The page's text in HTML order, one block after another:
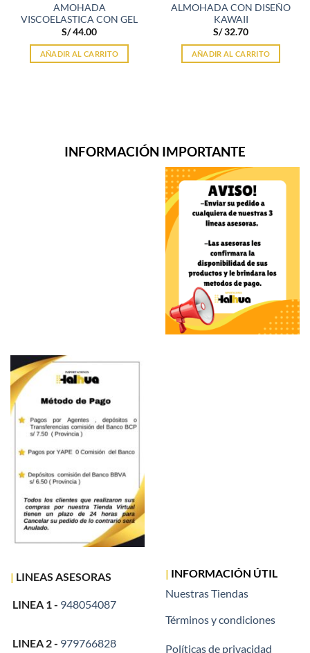
AMOHADA
VISCOELASTICA CON GEL
S/44.00
AÑADIR AL CARRITO
ALMOHADA CON DISEÑO
KAWAII
S/32.70
AÑADIR AL CARRITO
INFORMACIÓN IMPORTANTE
| LINEAS ASESORAS
LINEA 1 - 948054087
LINEA 2 - 979766828
| INFORMACIÓN ÚTIL
Nuestras Tiendas
Términos y condiciones
Políticas de privacidad